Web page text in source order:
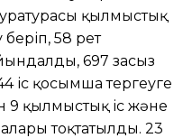
қылмыстық
58 рет
697 заңсыз
іс қосымша тергеуге
9 қылмыстық іс және
тоқтатылды. 23